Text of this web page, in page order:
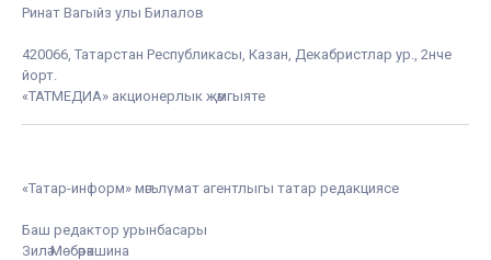
Ринат Вагыйз улы Билалов
420066, Татарстан Республикасы, Казан, Декабристлар ур., 2нче
йорт.
«ТАТМЕДИА» акционерлык җәмгыяте
«Татар-информ» мәгълүмат агентлыгы татар редакциясе
Баш редактор урынбасары
Зилә Мөбәрәкшина